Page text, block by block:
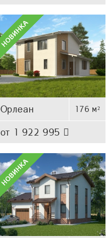
Орлеан 176 м²
от 1 922 995